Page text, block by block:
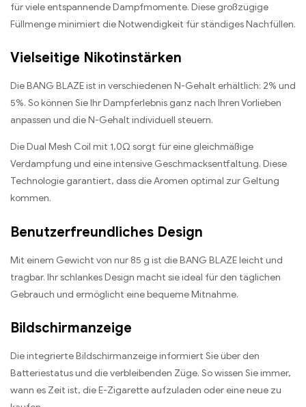
für viele entspannende Dampfmomente. Diese großzügige
Füllmenge minimiert die Notwendigkeit für ständiges Nachfüllen.
Vielseitige Nikotinstärken
Die BANG BLAZE ist in verschiedenen N-Gehalt erhältlich: 2% und
5%. So können Sie Ihr Dampferlebnis ganz nach Ihren Vorlieben
anpassen und die N-Gehalt individuell steuern.
Die Dual Mesh Coil mit 1,0Ω sorgt für eine gleichmäßige
Verdampfung und eine intensive Geschmacksentfaltung. Diese
Technologie garantiert, dass die Aromen optimal zur Geltung
kommen.
Benutzerfreundliches Design
Mit einem Gewicht von nur 85 g ist die BANG BLAZE leicht und
tragbar. Ihr schlankes Design macht sie ideal für den täglichen
Gebrauch und ermöglicht eine bequeme Mitnahme.
Bildschirmanzeige
Die integrierte Bildschirmanzeige informiert Sie über den
Batteriestatus und die verbleibenden Züge. So wissen Sie immer,
wann es Zeit ist, die E-Zigarette aufzuladen oder eine neue zu